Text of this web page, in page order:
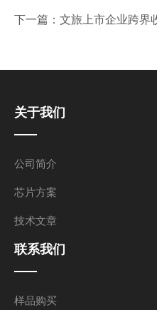
下一篇： 文旅上市企业跨界
关于我们
公司简介
芯片方案
技术文章
联系我们
样品购买